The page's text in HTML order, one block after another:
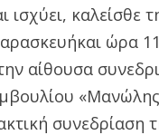
ισχύει, καλείσθε
ώρα
αίθουσα
συνεδρίαση